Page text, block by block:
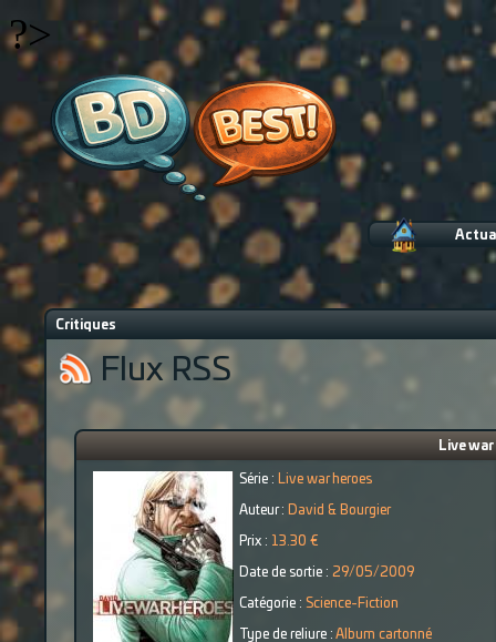
?>
Critiques
Flux RSS
Live
Série : Live war heroes
Auteur : David & Bourgier
Prix : 13.30 €
Date de sortie : 29/05/2009
Catégorie : Science-Fiction
Type de reliure : Album cartonné